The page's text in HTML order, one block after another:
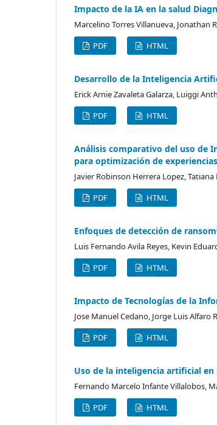
Impacto de la IA en la salud
Marcelino Torres Villanueva, Jonathan
PDF
HTML
Desarrollo de la Inteligencia
Erick Arnie Zavaleta Galarza, Luiggi
PDF
HTML
Análisis comparativo del uso de
para optimización de
Javier Robinson Herrera Lopez, Tatiana
PDF
HTML
Enfoques de detección de
Luis Fernando Avila Reyes, Kevin
PDF
HTML
Impacto de Tecnologías de la
Jose Manuel Cedano, Jorge Luis
PDF
HTML
Uso de la inteligencia artificial
Fernando Marcelo Infante Villalobos,
PDF
HTML